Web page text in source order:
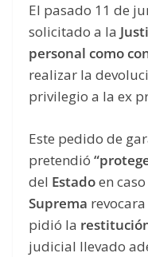
El pasado 11 de
solicitado a la
personal como
realizar la
privilegio a la ex
Este pedido de
pretendió
del Estadoen
Suprema
pidió la
judicial llevado